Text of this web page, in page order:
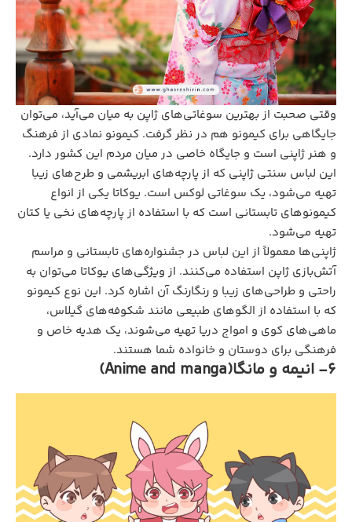
وقتی صحبت از بهترین سوغاتی‌های ژاپن به میان می‌آید، می‌توان
جایگاهی برای کیمونو هم در نظر گرفت. کیمونو نمادی از فرهنگ
و هنر ژاپنی است و جایگاه خاصی در میان مردم این کشور دارد.
این لباس سنتی ژاپنی که از پارچه‌های ابریشمی و طرح‌های زیبا
تهیه می‌شود، یک سوغاتی لوکس است. یوکاتا یکی از انواع
کیمونوهای تابستانی است که با استفاده از پارچه‌های نخی یا کتان
تهیه می‌شود.
ژاپنی‌ها معمولاً از این لباس در جشنواره‌های تابستانی و مراسم
آتش‌بازی ژاپن استفاده می‌کنند. از ویژگی‌های یوکاتا می‌توان به
راحتی و طراحی‌های زیبا و رنگارنگ آن اشاره کرد. این نوع کیمونو
که با استفاده از الگوهای طبیعی مانند شکوفه‌های گیلاس،
ماهی‌های کوی و امواج دریا تهیه می‌شوند، یک هدیه خاص و
فرهنگی برای دوستان و خانواده شما هستند.
6- انیمه و مانگا(Anime and manga)